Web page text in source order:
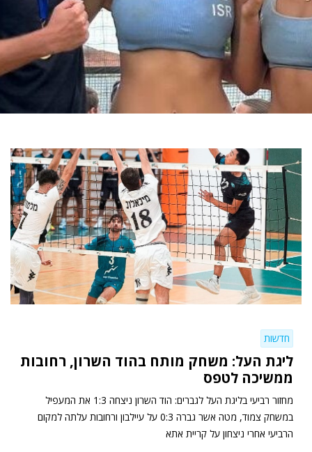
חדשות
ליגת העל: משחק מותח בהוד השרון, רחובות
ממשיכה לטפס
מחזור רביעי בליגת העל לגברים: הוד השרון ניצחה 1:3 את המעפיל
במשחק צמוד, מטה אשר גברה 0:3 על עיילבון ורחובות עלתה למקום
הרביעי אחרי ניצחון על קריית אתא